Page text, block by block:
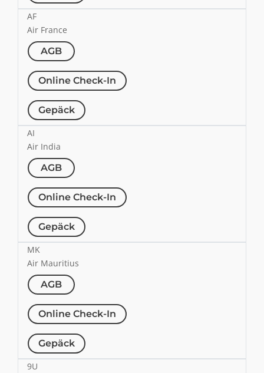
AF
Air France
AGB
Online Check-In
Gepäck
AI
Air India
AGB
Online Check-In
Gepäck
MK
Air Mauritius
AGB
Online Check-In
Gepäck
9U